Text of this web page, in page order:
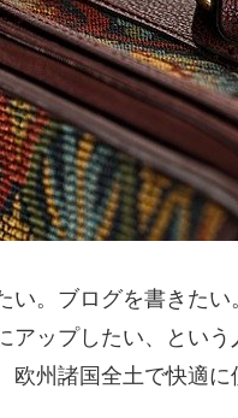
い。ブログを書きた
アップしたい、とい
州諸国全土で快適